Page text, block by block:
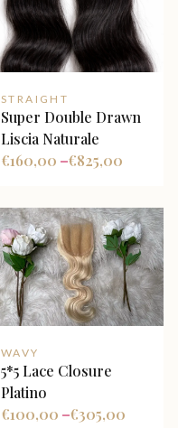
STRAIGHT
Super Double Drawn
Liscia Naturale
160,00
€ – 825,00
€
WAVY
5*5 Lace Closure
Platino
100,00
€ – 305,00
€